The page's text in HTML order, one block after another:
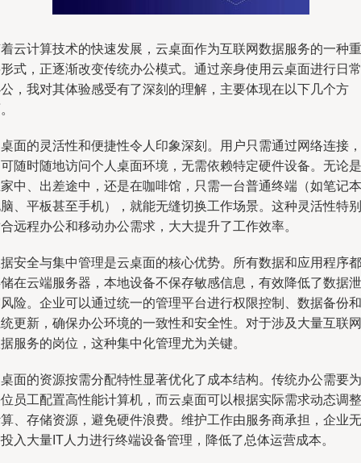
云计算技术的快速发展，云桌面作为互联网数据服务的一种重
式，正逐渐改变传统办公模式。通过亲身使用云桌面进行日常
，我对其体验感受有了深刻的理解，主要体现在以下几个方
面的灵活性和便捷性令人印象深刻。用户只需通过网络连接，
随时随地访问个人桌面环境，无需依赖特定硬件设备。无论是
中、出差途中，还是在咖啡馆，只需一台普通终端（如笔记本
、平板甚至手机），就能无缝切换工作场景。这种灵活性特别
远程办公和移动办公需求，大大提升了工作效率。
安全与集中管理是云桌面的核心优势。所有数据和应用程序都
在云端服务器，本地设备不保存敏感信息，有效降低了数据泄
险。企业可以通过统一的管理平台进行权限控制、数据备份和
更新，确保办公环境的一致性和安全性。对于涉及大量互联网
服务的岗位，这种集中化管理尤为关键。
面的资源按需分配特性显著优化了成本结构。传统办公需要为
员工配置高性能计算机，而云桌面可以根据实际需求动态调整
、存储资源，避免硬件浪费。维护工作由服务商承担，企业无
入大量IT人力进行终端设备管理，降低了总体运营成本。